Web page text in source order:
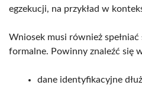
egzekucji, na przykład w
Wniosek musi również
formalne. Powinny znaleźć się
dane identyfikacyjne